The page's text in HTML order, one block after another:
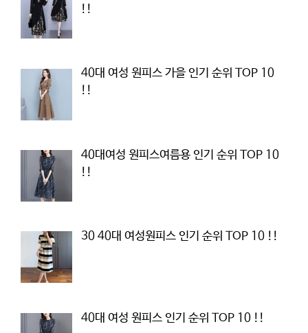
!!
40대 여성 원피스 가을 인기 순위 TOP 10
!!
40대여성 원피스여름용 인기 순위 TOP 10
!!
30 40대 여성원피스 인기 순위 TOP 10 !!
40대 여성 원피스 인기 순위 TOP 10 !!